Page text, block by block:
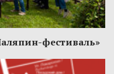
фестиваль»